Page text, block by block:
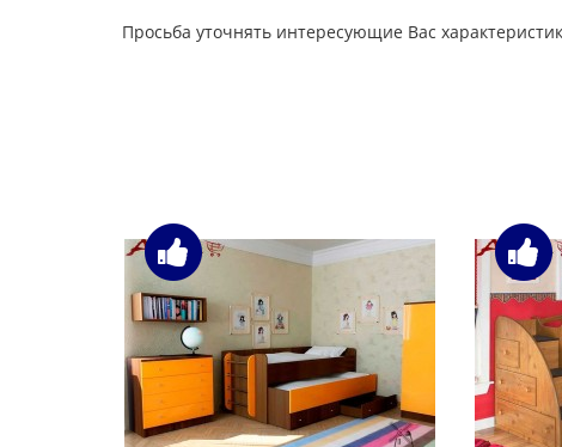
Просьба уточнять интересующие Вас